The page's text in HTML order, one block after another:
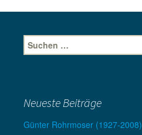
Suche
nach:
Neueste Beiträge
Günter Rohrmoser (1927-2008)